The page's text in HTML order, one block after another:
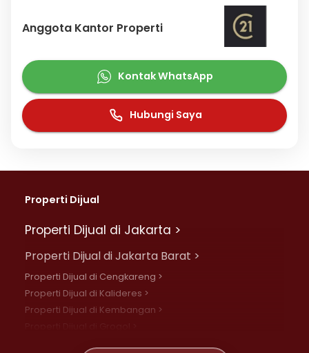
Anggota Kantor Properti
Kontak WhatsApp
Hubungi Saya
Properti Dijual
Properti Dijual di Jakarta >
Properti Dijual di Jakarta Barat >
Properti Dijual di Cengkareng >
Properti Dijual di Kalideres >
Properti Dijual di Kembangan >